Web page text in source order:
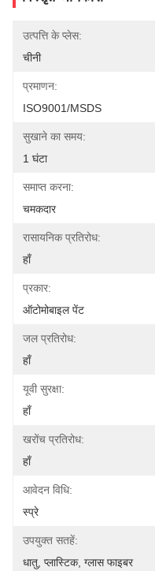
उत्पत्ति के प्लेस:
चीनी
प्रमाणन:
ISO9001/MSDS
सुखाने का समय:
1 घंटा
समाप्त करना:
चमकदार
रासायनिक प्रतिरोध:
हाँ
प्रकार:
ऑटोमोबाइल पेंट
जल प्रतिरोध:
हाँ
यूवी सुरक्षा:
हाँ
खरोंच प्रतिरोध:
हाँ
आवेदन विधि:
स्प्रे
उपयुक्त सतहें:
धातु, प्लास्टिक, ग्लास फाइबर